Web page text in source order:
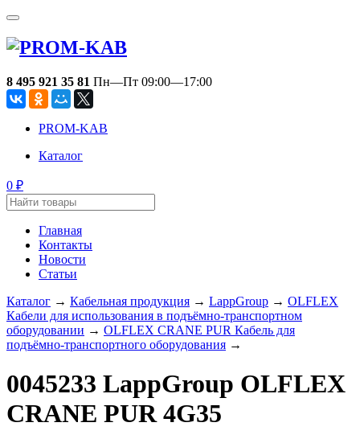
8 495 921 35 81 Пн—Пт 09:00—17:00
PROM-KAB
Каталог
0 ₽
Главная
Контакты
Новости
Статьи
Каталог → Кабельная продукция → LappGroup → OLFLEX
Кабели для использования в подъёмно-транспортном
оборудовании → OLFLEX CRANE PUR Кабель для
подъёмно-транспортного оборудования →
0045233 LappGroup OLFLEX
CRANE PUR 4G35